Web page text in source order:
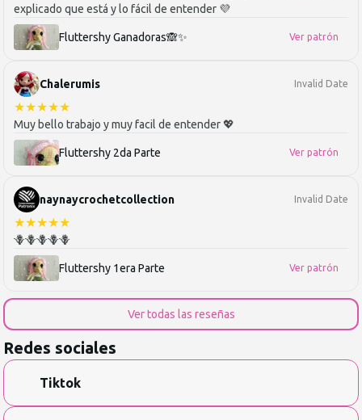
explicado que está y lo fácil de entender 💜
Fluttershy Ganadoras🙈✨ Ver patrón
Chalerumis Invalid Date
★★★★★
Muy bello trabajo y muy facil de entender 💖
Fluttershy 2da Parte Ver patrón
naynaycrochetcollection Invalid Date
★★★★★
🪻🪻🪻🪻🪻
Fluttershy 1era Parte Ver patrón
Ver todas las reseñas
Redes sociales
Tiktok